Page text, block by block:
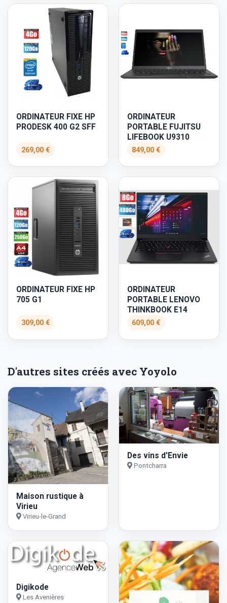
ORDINATEUR FIXE HP
PRODESK 400 G2 SFF
269,00 €
ORDINATEUR
PORTABLE FUJITSU
LIFEBOOK U9310
849,00 €
ORDINATEUR FIXE HP
705 G1
309,00 €
ORDINATEUR
PORTABLE LENOVO
THINKBOOK E14
609,00 €
D'autres sites créés avec Yoyolo
Maison rustique à
Virieu
Virieu-le-Grand
Des vins d'Envie
Pontcharra
Digikode
Les Avenières